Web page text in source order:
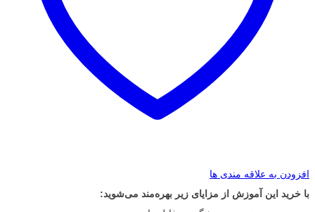
افزودن به علاقه مندی ها
با خرید این آموزش از مزایای زیر بهره‌مند می‌شوید: